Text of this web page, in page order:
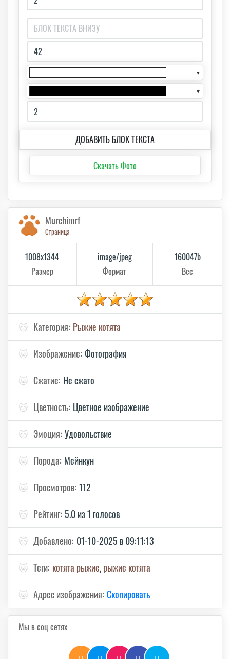
▼
▼
ДОБАВИТЬ БЛОК ТЕКСТА
Скачать Фото
Murchimrf
Страница
1008x1344
Размер
image/jpeg
Формат
160047b
Вес
🐱 Категория: Рыжие котята
🐱 Изображение: Фотография
🐱 Сжатие: Не сжато
🐱 Цветность: Цветное изображение
🐱 Эмоция: Удовольствие
🐱 Порода: Мейнкун
🐱 Просмотров: 112
🐱 Рейтинг: 5.0 из 1 голосов
🐱 Добавлено: 01-10-2025 в 09:11:13
🐱 Теги: котята рыжие,рыжие котята
🐱 Адрес изображения: Скопировать
Мы в соц сетях